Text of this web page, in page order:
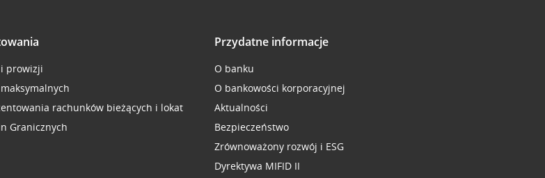
i prowizji
rachunków bieżących i lokat
Granicznych
Przydatne informacje
O banku
O bankowości korporacyjnej
Aktualności
Bezpieczeństwo
Zrównoważony rozwój i ESG
Dyrektywa MIFID II